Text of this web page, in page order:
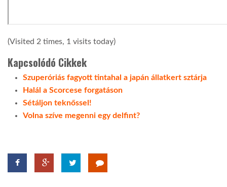
(Visited 2 times, 1 visits today)
Kapcsolódó Cikkek
Szuperóriás fagyott tintahal a japán állatkert sztárja
Halál a Scorcese forgatáson
Sétáljon teknőssel!
Volna szíve megenni egy delfint?